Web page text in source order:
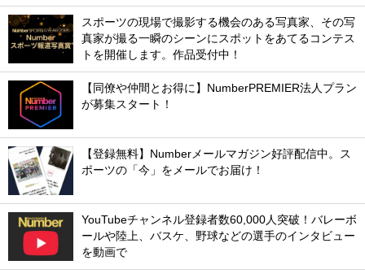
スポーツの現場で撮影する機会のある写真家、その写
真家が撮る一瞬のシーンにスポットをあてるコンテス
トを開催します。作品受付中！
【同僚や仲間とお得に】NumberPREMIER法人プラン
が募集スタート！
【登録無料】Numberメールマガジン好評配信中。ス
ポーツの「今」をメールでお届け！
YouTubeチャンネル登録者数60,000人突破！バレーボ
ールや陸上、バスケ、野球などの選手のインタビュー
を動画で